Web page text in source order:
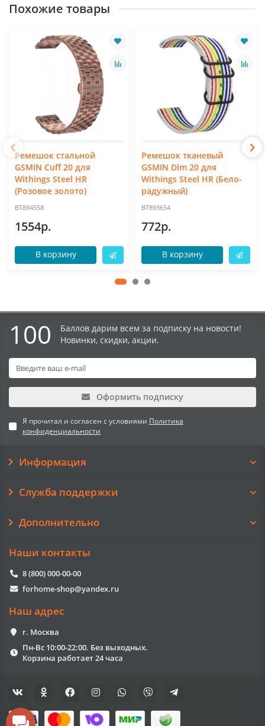
Похожие товары
Ремешок стальной
GSMIN Cuff 20 для
Withings Steel HR
(Розовое золото)
BT894558
1554р.
В корзину
Ремешок тканевый
GSMIN Dim 20 для
Withings Steel HR (Бело-
радужный)
BT893654
772р.
В корзину
100
Баллов дарим всем за подписку на новости!
Новинки, скидки, акции.
Оформить подписку
Я прочитал и согласен с условиями Политика
конфиденциальности
Информация
Служба поддержки
Дополнительно
Наши контакты
8 (800) 000-00-00
forhome-shop@yandex.ru
Наш адрес
г. Москва
Пн-Вс 10:00-22:00. Без выходных.
Корзина работает 24 часа